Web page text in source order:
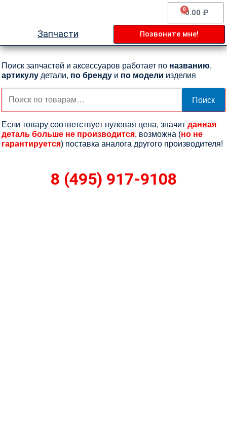
0.00 ₽
0
Cart
Запчасти Позвоните мне!
Поиск запчастей и аксессуаров работает по названию,
артикулу детали, по бренду и по модели изделия
Искать:
Поиск
Если товару соответствует нулевая цена, значит данная
деталь больше не производится, возможна (но не
гарантируется) поставка аналога другого производителя!
8 (495) 917-9108